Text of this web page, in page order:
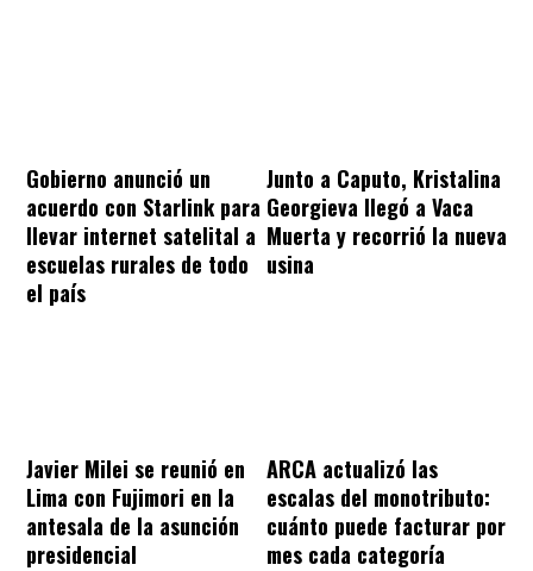
Gobierno anunció un
acuerdo con Starlink para
llevar internet satelital a
escuelas rurales de todo
el país
Junto a Caputo, Kristalina
Georgieva llegó a Vaca
Muerta y recorrió la nueva
usina
Javier Milei se reunió en
Lima con Fujimori en la
antesala de la asunción
presidencial
ARCA actualizó las
escalas del monotributo:
cuánto puede facturar por
mes cada categoría